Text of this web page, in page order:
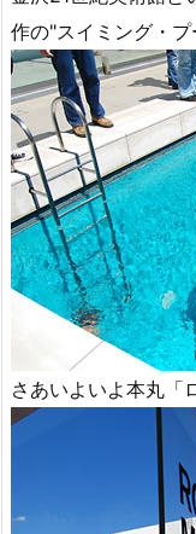
作の"スイミング・プ
さあいよいよ本丸「